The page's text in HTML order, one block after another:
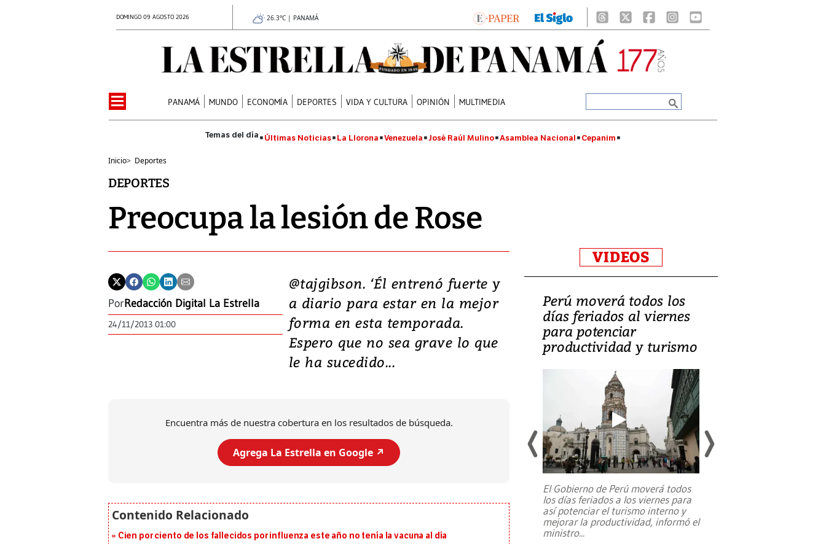
DOMINGO 09 AGOSTO 2026 26.3°C | PANAMÁ
PANAMÁ MUNDO ECONOMÍA DEPORTES VIDA Y CULTURA OPINIÓN MULTIMEDIA
Últimas Noticias La Llorona Venezuela José Raúl Mulino Asamblea Nacional Cepanim
Inicio> Deportes
DEPORTES
Preocupa la lesión de Rose
PorRedacción Digital La Estrella
24/11/2013 01:00
@tajgibson. ‘Él entrenó fuerte y
a diario para estar en la mejor
forma en esta temporada.
Espero que no sea grave lo que
le ha sucedido...
Encuentra más de nuestra cobertura en los resultados de búsqueda.
Agrega La Estrella en Google ↗️
Cien por ciento de los fallecidos por influenza este año no tenía la vacuna al día
VIDEOS
Video: Lula lanza su
candidatura con
promesas de inversión
en defensa, educación y
tierras raras
Entre recuerdos y escuetas
da Silva, oficializó este domingo su
Perú moverá todos los
días feriados al viernes
para potenciar
productividad y turismo
El Gobierno de Perú moverá todos
los días feriados a los viernes para
así potenciar el turismo interno y
mejorar la productividad, informó el
ministro...